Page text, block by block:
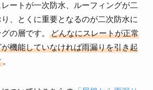
ートが一次防水、ルーフィングが二
、とくに重要となるのが二次防水に
の層です。
どんなにスレートが正常
機能していなければ雨漏りを引き起
。